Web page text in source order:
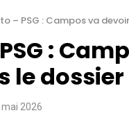
– PSG : Campos va
:
le
mai 2026